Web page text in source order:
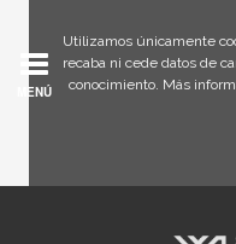
Utilizamos únicamente
recaba ni cede datos de
conocimiento. Más
MENÚ